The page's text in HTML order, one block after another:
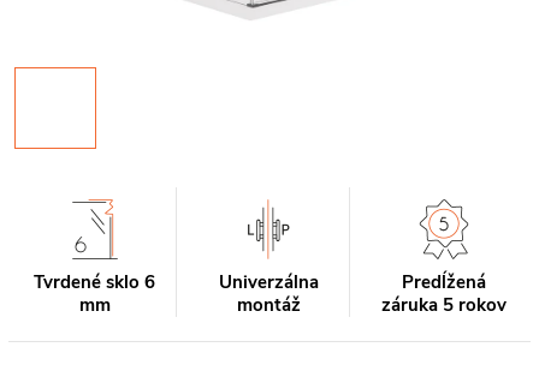
Tvrdené sklo 6
mm
Univerzálna
montáž
Predĺžená
záruka 5 rokov